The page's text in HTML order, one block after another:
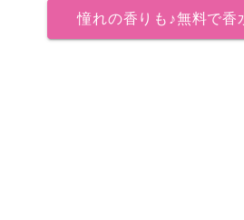
憧れの香りも♪無料で香